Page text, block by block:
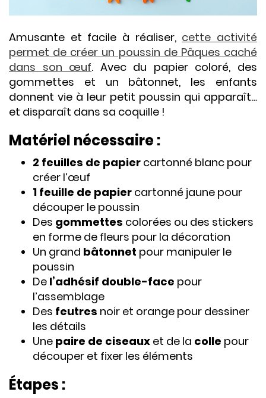
Amusante et facile à réaliser, cette activité
permet de créer un poussin de Pâques caché
dans son œuf. Avec du papier coloré, des
gommettes et un bâtonnet, les enfants
donnent vie à leur petit poussin qui apparaît…
et disparaît dans sa coquille !
Matériel nécessaire :
2 feuilles de papier cartonné blanc pour
créer l’œuf
1 feuille de papier cartonné jaune pour
découper le poussin
Des gommettes colorées ou des stickers
en forme de fleurs pour la décoration
Un grand bâtonnet pour manipuler le
poussin
De l’adhésif double-face pour
l’assemblage
Des feutres noir et orange pour dessiner
les détails
Une paire de ciseaux et de la colle pour
découper et fixer les éléments
Étapes :